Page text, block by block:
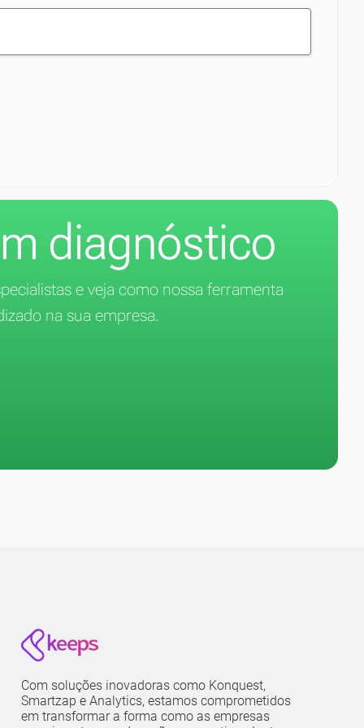
diagnóstico
e veja como nossa ferramenta
na sua empresa.
Com soluções inovadoras como Konquest,
Smartzap e Analytics, estamos comprometidos
em transformar a forma como as empresas